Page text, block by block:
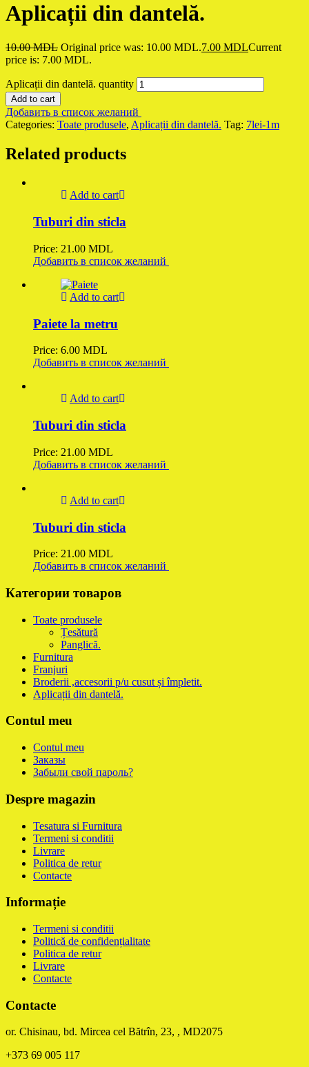
Aplicații din dantelă.
10.00MDL Original price was: 10.00 MDL.7.00 MDLCurrent
price is: 7.00 MDL.
Aplicații din dantelă. quantity
Add to cart
Добавить в список желаний
Categories: Toate produsele, Aplicații din dantelă. Tag: 7lei-1m
Related products
Add to cart
Tuburi din sticla
Price: 21.00 MDL
Добавить в список желаний
Add to cart
Paiete la metru
Price: 6.00 MDL
Добавить в список желаний
Add to cart
Tuburi din sticla
Price: 21.00 MDL
Добавить в список желаний
Add to cart
Tuburi din sticla
Price: 21.00 MDL
Добавить в список желаний
Категории товаров
Toate produsele
Țesătură
Panglică.
Furnitura
Franjuri
Broderii ,accesorii p/u cusut și împletit.
Aplicații din dantelă.
Contul meu
Contul meu
Заказы
Забыли свой пароль?
Despre magazin
Tesatura si Furnitura
Termeni si conditii
Livrare
Politica de retur
Contacte
Informație
Termeni si conditii
Politică de confidențialitate
Politica de retur
Livrare
Contacte
Contacte
or. Chisinau, bd. Mircea cel Bătrîn, 23, , MD2075
+373 69 005 117